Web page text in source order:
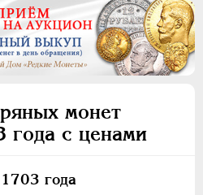
монет
года с ценами
года
1740